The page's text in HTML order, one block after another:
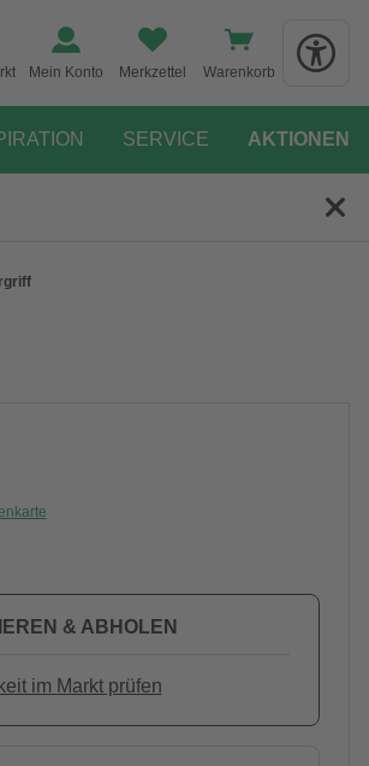
Mein Konto Merkzettel Warenkorb
SERVICE AKTIONEN
& ABHOLEN
im Markt prüfen